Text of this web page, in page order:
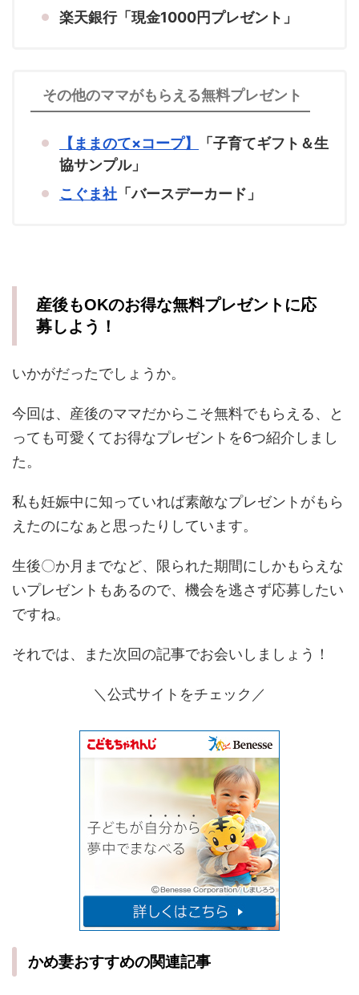
楽天銀行「現金1000円プレゼント」
その他のママがもらえる無料プレゼント
【ままのて×コープ】
「子育てギフト＆生
協サンプル」
こぐま社 「バースデーカード」
産後もOKのお得な無料プレゼントに応
募しよう！
いかがだったでしょうか。
今回は、産後のママだからこそ無料でもらえる、と
っても可愛くてお得なプレゼントを6つ紹介しまし
た。
私も妊娠中に知っていれば素敵なプレゼントがもら
えたのになぁと思ったりしています。
生後〇か月までなど、限られた期間にしかもらえな
いプレゼントもあるので、機会を逃さず応募したい
ですね。
それでは、また次回の記事でお会いしましょう！
＼公式サイトをチェック／
かめ妻おすすめの関連記事